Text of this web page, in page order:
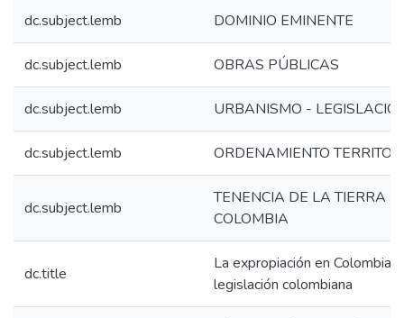
dc.subject.lemb DOMINIO EMINENTE
dc.subject.lemb OBRAS PÚBLICAS
dc.subject.lemb URBANISMO -
dc.subject.lemb ORDENAMIENTO
dc.subject.lemb
TENENCIA DE LA TIERRA -
COLOMBIA
dc.title
La expropiación en Colombia
legislación colombiana